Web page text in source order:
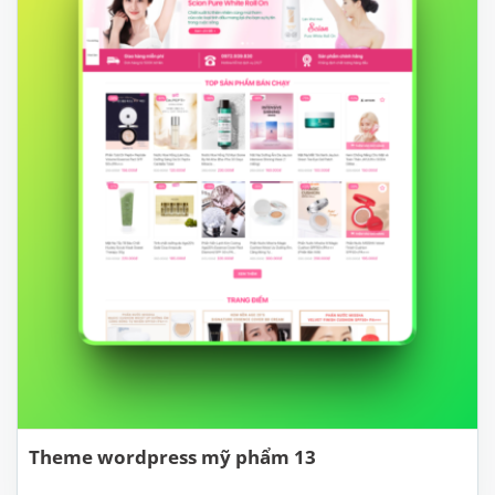
Theme wordpress mỹ phẩm 13